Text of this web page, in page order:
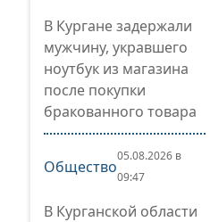
В Кургане задержали
мужчину, укравшего
ноутбук из магазина
после покупки
бракованного товара
Общество
05.08.2026 в
09:47
В Курганской области